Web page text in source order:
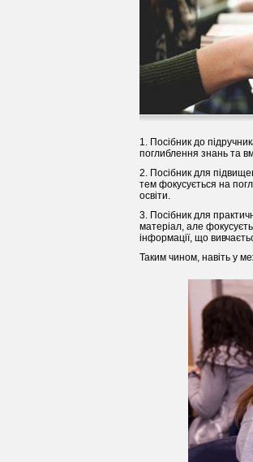
1. Посібник до
поглиблення знань та
2. Посібник для
тем фокусується на
освіти.
3. Посібник для
матеріал, але
інформації, що
Таким чином, навіть у